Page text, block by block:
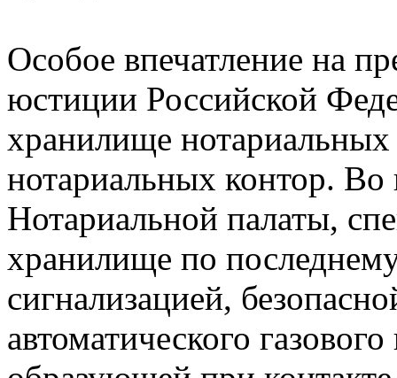
Особое впечатление на
юстиции Российской
хранилище нотариальных
нотариальных контор.
Нотариальной палаты,
хранилище по
сигнализацией,
автоматического